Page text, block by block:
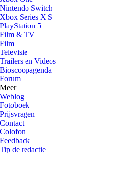
Nintendo Switch
Xbox Series X|S
PlayStation 5
Film & TV
Film
Televisie
Trailers en Videos
Bioscoopagenda
Forum
Meer
Weblog
Fotoboek
Prijsvragen
Contact
Colofon
Feedback
Tip de redactie